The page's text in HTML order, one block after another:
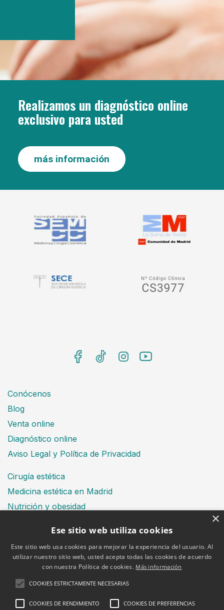
Realizamos un diagnóstico online
exclusivo para usted
más información
Conócenos
Blog
Venta online
Diagnóstico online
Aviso Legal y Política de Privacidad
Cirugía estética
Medicina estética en Madrid
Nutrición y obesidad
Financiación
Política de cookies
×
Ese sitio web utiliza cookies
Este sitio web usa cookies para mejorar la experiencia del usuario. Al
utilizar nuestro sitio web, usted acepta todas las cookies de acuerdo
con nuestra Política de cookies. Más información
COOKIES ESTRICTAMENTE NECESARIAS
COOKIES DE RENDIMIENTO COOKIES DE PREFERENCIAS